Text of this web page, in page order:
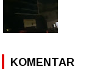
KOMENTAR